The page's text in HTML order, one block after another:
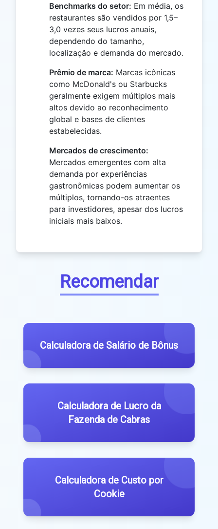
Benchmarks do setor: Em média, os
restaurantes são vendidos por 1,5–
3,0 vezes seus lucros anuais,
dependendo do tamanho,
localização e demanda do mercado.
Prêmio de marca: Marcas icônicas
como McDonald's ou Starbucks
geralmente exigem múltiplos mais
altos devido ao reconhecimento
global e bases de clientes
estabelecidas.
Mercados de crescimento:
Mercados emergentes com alta
demanda por experiências
gastronômicas podem aumentar os
múltiplos, tornando-os atraentes
para investidores, apesar dos lucros
iniciais mais baixos.
Recomendar
Calculadora de Salário de Bônus
Calculadora de Lucro da
Fazenda de Cabras
Calculadora de Custo por
Cookie